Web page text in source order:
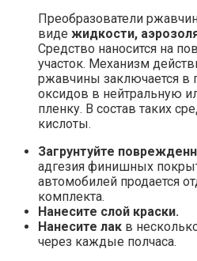
Преобразователи
виде жидкости,
Средство наносится на
участок. Механизм
ржавчины заключается в
оксидов в нейтральную
пленку. В состав таких
кислоты.
Загрунтуйте
адгезия финишных
автомобилей продается
комплекта.
Нанесите слой краски.
Нанесите лак в
через каждые полчаса.